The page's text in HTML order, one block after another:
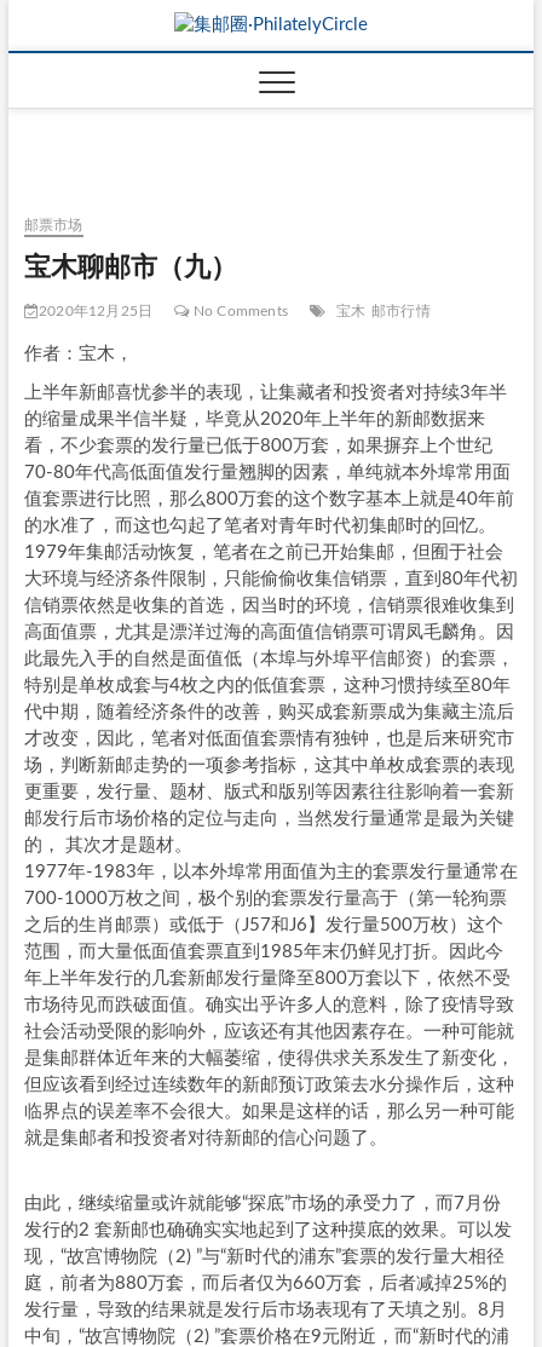
邮票市场
宝木聊邮市（九）
2020年12月25日 No Comments 宝木 邮市行情
作者：宝木，
上半年新邮喜忧参半的表现，让集藏者和投资者对持续3年半
的缩量成果半信半疑，毕竟从2020年上半年的新邮数据来
看，不少套票的发行量已低于800万套，如果摒弃上个世纪
70-80年代高低面值发行量翘脚的因素，单纯就本外埠常用面
值套票进行比照，那么800万套的这个数字基本上就是40年前
的水准了，而这也勾起了笔者对青年时代初集邮时的回忆。
1979年集邮活动恢复，笔者在之前已开始集邮，但囿于社会
大环境与经济条件限制，只能偷偷收集信销票，直到80年代初
信销票依然是收集的首选，因当时的环境，信销票很难收集到
高面值票，尤其是漂洋过海的高面值信销票可谓凤毛麟角。因
此最先入手的自然是面值低（本埠与外埠平信邮资）的套票，
特别是单枚成套与4枚之内的低值套票，这种习惯持续至80年
代中期，随着经济条件的改善，购买成套新票成为集藏主流后
才改变，因此，笔者对低面值套票情有独钟，也是后来研究市
场，判断新邮走势的一项参考指标，这其中单枚成套票的表现
更重要，发行量、题材、版式和版别等因素往往影响着一套新
邮发行后市场价格的定位与走向，当然发行量通常是最为关键
的， 其次才是题材。
1977年-1983年，以本外埠常用面值为主的套票发行量通常在
700-1000万枚之间，极个别的套票发行量高于（第一轮狗票
之后的生肖邮票）或低于（J57和J6】发行量500万枚）这个
范围，而大量低面值套票直到1985年末仍鲜见打折。因此今
年上半年发行的几套新邮发行量降至800万套以下，依然不受
市场待见而跌破面值。确实出乎许多人的意料，除了疫情导致
社会活动受限的影响外，应该还有其他因素存在。一种可能就
是集邮群体近年来的大幅萎缩，使得供求关系发生了新变化，
但应该看到经过连续数年的新邮预订政策去水分操作后，这种
临界点的误差率不会很大。如果是这样的话，那么另一种可能
就是集邮者和投资者对待新邮的信心问题了。
由此，继续缩量或许就能够“探底”市场的承受力了，而7月份
发行的2 套新邮也确确实实地起到了这种摸底的效果。可以发
现，“故宫博物院（2) ”与“新时代的浦东”套票的发行量大相径
庭，前者为880万套，而后者仅为660万套，后者减掉25%的
发行量，导致的结果就是发行后市场表现有了天填之别。8月
中旬，“故宫博物院（2) ”套票价格在9元附近，而“新时代的浦